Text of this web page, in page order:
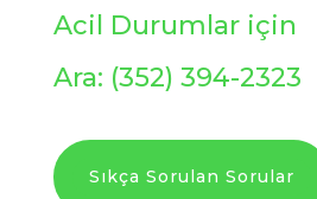
Acil Durumlar için
Ara: (352) 394-2323
Sıkça Sorulan Sorular